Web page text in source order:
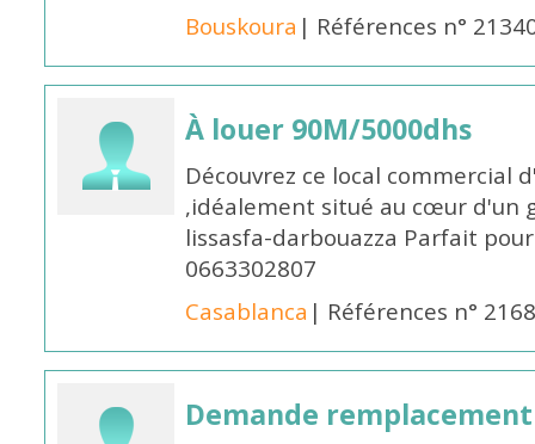
Bouskoura | Références n°
À louer 90M/5000dhs
Découvrez ce local commercial
,idéalement situé au cœur d'un
lissasfa-darbouazza Parfait
0663302807
Casablanca | Références n°
Demande remplacement